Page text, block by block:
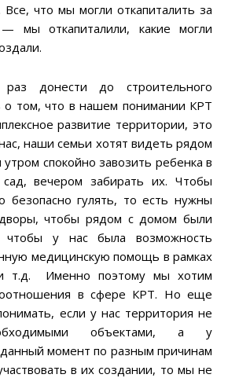
Все, что мы могли откапиталить за
мы откапиталили, какие могли
донести до строительного
о том, что в нашем понимании КРТ
развитие территории, это
наши семьи хотят видеть рядом
спокойно завозить ребенка в
вечером забирать их. Чтобы
гулять, то есть нужны
дворы, чтобы рядом с домом были
чтобы у нас была возможность
медицинскую помощь в рамках
т.д. Именно поэтому мы хотим
в сфере КРТ. Но еще
если у нас территория не
объектами, а у
момент по разным причинам
в их создании, то мы не